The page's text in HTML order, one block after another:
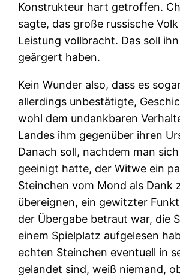
Konstrukteur hart getroffen.
sagte, das große russische
Leistung vollbracht. Das soll
geärgert haben.
Kein Wunder also, dass es
allerdings unbestätigte,
wohl dem undankbaren
Landes ihm gegenüber ihren
Danach soll, nachdem man
geeinigt hatte, der Witwe ein
Steinchen vom Mond als Dank
übereignen, ein gewitzter
der Übergabe betraut war, die
einem Spielplatz aufgelesen
echten Steinchen eventuell in
gelandet sind, weiß niemand,